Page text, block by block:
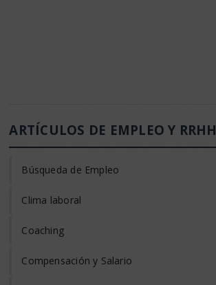
ARTÍCULOS DE EMPLEO Y RRHH
Búsqueda de Empleo
Clima laboral
Coaching
Compensación y Salario